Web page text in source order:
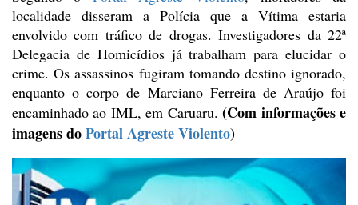
localidade disseram a Polícia que a Vítima estaria
envolvido com tráfico de drogas. Investigadores da 22ª
Delegacia de Homicídios já trabalham para elucidar o
crime. Os assassinos fugiram tomando destino ignorado,
enquanto o corpo de Marciano Ferreira de Araújo foi
encaminhado ao IML, em Caruaru.(Com informações e
imagens doPortal Agreste Violento)